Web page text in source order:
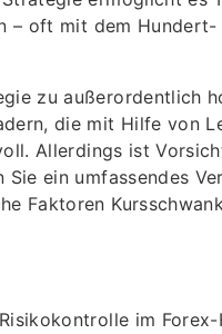
– oft mit dem
zu außerordentlich
die mit Hilfe von
Allerdings ist
ein umfassendes
Faktoren
im